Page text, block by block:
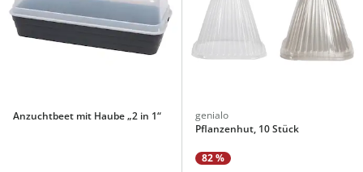
Anzuchtbeet mit Haube „2 in 1“
genialo
Pflanzenhut, 10 Stück
82 %